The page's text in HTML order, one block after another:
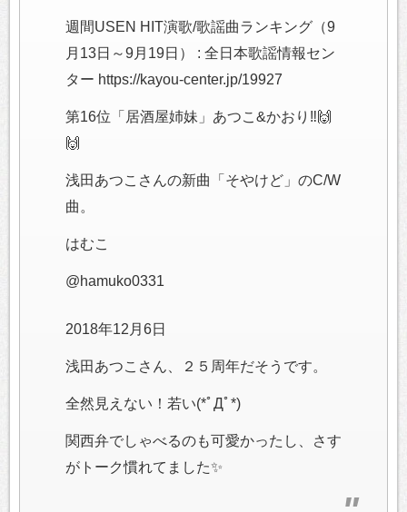
週間USEN HIT演歌/歌謡曲ランキング（9
月13日～9月19日） : 全日本歌謡情報セン
ター https://kayou-center.jp/19927
第16位「居酒屋姉妹」あつこ&かおり‼️🙌
🙌
浅田あつこさんの新曲「そやけど」のC/W
曲。
はむこ
@hamuko0331
2018年12月6日
浅田あつこさん、２５周年だそうです。
全然見えない！若い(*ﾟДﾟ*)
関西弁でしゃべるのも可愛かったし、さす
がトーク慣れてました✨